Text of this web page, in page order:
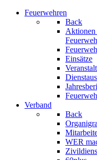
Feuerwehren
Back
Einsätze
Verband
Back
WER